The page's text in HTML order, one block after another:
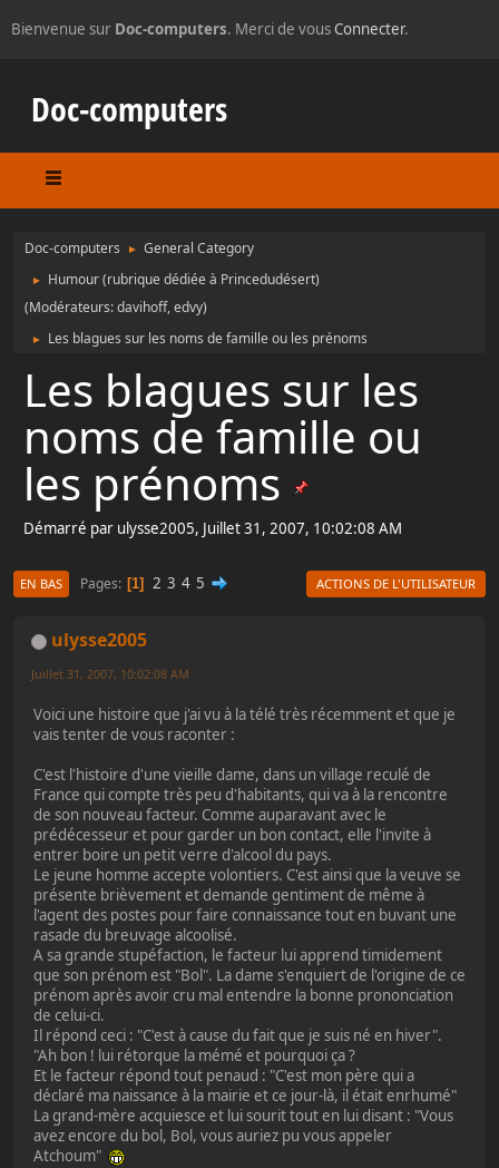
Bienvenue sur Doc-computers. Merci de vousConnecter.
Doc-computers
Doc-computers ► General Category
►
Humour (rubrique dédiée à Princedudésert)
(Modérateurs:davihoff,edvy)
► Les blagues sur les noms de famille ou les prénoms
Les blagues sur les
noms de famille ou
les prénoms
Démarré par ulysse2005, Juillet 31, 2007, 10:02:08 AM
EN BAS Pages 1 2 3 4 5 ACTIONS DE L'UTILISATEUR
ulysse2005
Juillet 31, 2007, 10:02:08 AM
Voici une histoire que j'ai vu à la télé très récemment et que je
vais tenter de vous raconter :
C'est l'histoire d'une vieille dame, dans un village reculé de
France qui compte très peu d'habitants, qui va à la rencontre
de son nouveau facteur. Comme auparavant avec le
prédécesseur et pour garder un bon contact, elle l'invite à
entrer boire un petit verre d'alcool du pays.
Le jeune homme accepte volontiers. C'est ainsi que la veuve se
présente brièvement et demande gentiment de même à
l'agent des postes pour faire connaissance tout en buvant une
rasade du breuvage alcoolisé.
A sa grande stupéfaction, le facteur lui apprend timidement
que son prénom est "Bol". La dame s'enquiert de l'origine de ce
prénom après avoir cru mal entendre la bonne prononciation
de celui-ci.
Il répond ceci : "C'est à cause du fait que je suis né en hiver".
"Ah bon ! lui rétorque la mémé et pourquoi ça ?
Et le facteur répond tout penaud : "C'est mon père qui a
déclaré ma naissance à la mairie et ce jour-là, il était enrhumé"
La grand-mère acquiesce et lui sourit tout en lui disant : "Vous
avez encore du bol, Bol, vous auriez pu vous appeler
Atchoum"